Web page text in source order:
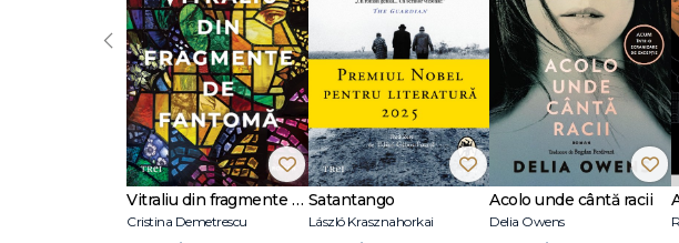
Vitraliu din fragmente de fantomă
Cristina Demetrescu
Satantango
László Krasznahorkai
Acolo unde cântă racii
Delia Owens
‹